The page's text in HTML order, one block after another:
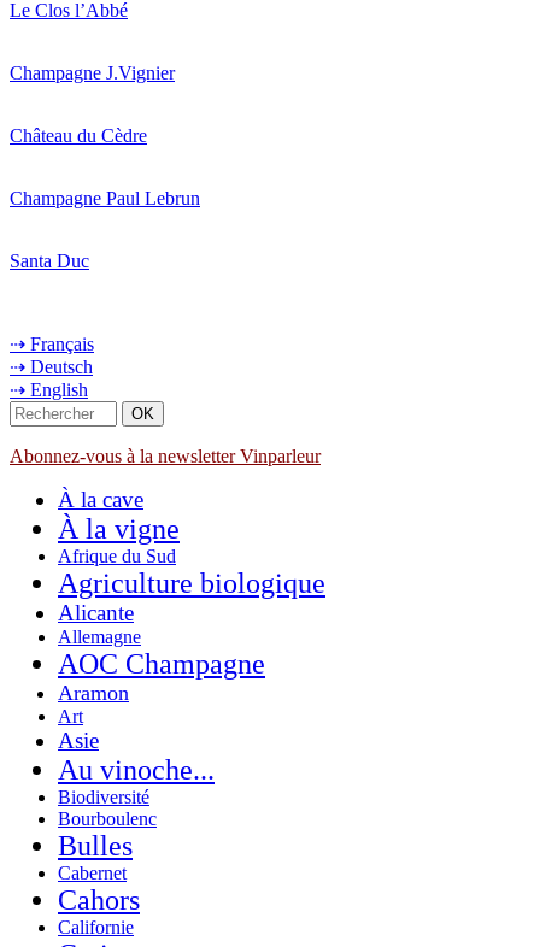
Le Clos l’Abbé
Champagne J.Vignier
Château du Cèdre
Champagne Paul Lebrun
Santa Duc
⇢ Français
⇢ Deutsch
⇢ English
Abonnez-vous à la newsletter Vinparleur
À la cave
À la vigne
Afrique du Sud
Agriculture biologique
Alicante
Allemagne
AOC Champagne
Aramon
Art
Asie
Au vinoche...
Biodiversité
Bourboulenc
Bulles
Cabernet
Cahors
Californie